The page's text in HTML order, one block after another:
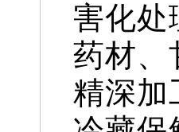
害化处
药材、
精深加